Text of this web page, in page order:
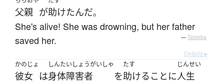
父親 が助けたんだ。
She's alive! She was drowning, but her father
saved her.
— Tatoeba
Details ▸
かのじょ
彼女 は
しんたいしょうがいしゃ
身体障害者 を
たす
助ける ことに
じんせい
人生